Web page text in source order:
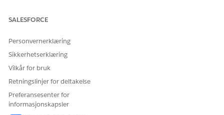
Data 360
Client Cash Flow by Category Flexcards (Klientbeløpsflyt
Data 360for Financial Services Cloud Flexcard.
Cloud FlexCard
Data 360for Financial Services Cloud Flexcards er
avhengig av disse integrasjonsprosedyrene.
SALESFORCE
Personvernerklæring
Sikkerhetserklæring
Vilkår for bruk
Retningslinjer for deltakelse
Preferansesenter for
informasjonskapsler